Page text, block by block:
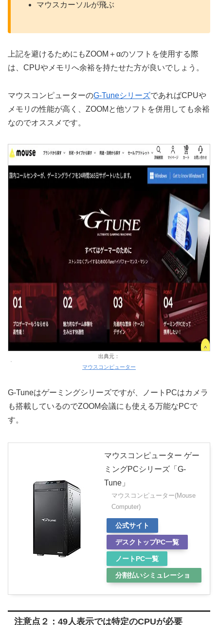
マウスカーソルが飛ぶ
上記を避けるためにもZOOM＋αのソフトを使用する際
は、CPUやメモリへ余裕を持たせた方が良いでしょう。
マウスコンピューターのG-TuneシリーズであればCPUや
メモリの性能が高く、ZOOMと他ソフトを併用しても余裕
なのでオススメです。
出典元：
マウスコンピューター
G-Tuneはゲーミングシリーズですが、ノートPCはカメラ
も搭載しているのでZOOM会議にも使える万能なPCで
す。
マウスコンピューター ゲー
ミングPCシリーズ「G-
Tune」
マウスコンピューター(Mouse
Computer)
公式サイト
デスクトップPC一覧
ノートPC一覧
分割払いシミュレーショ
注意点２：49人表示では特定のCPUが必要